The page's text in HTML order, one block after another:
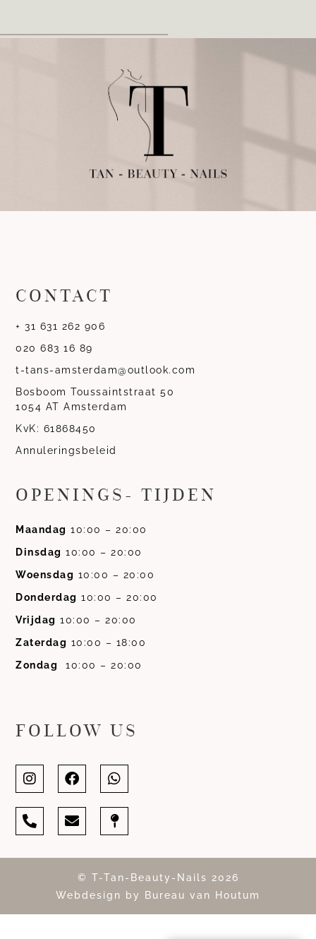
CONTACT
+ 31 631 262 906
020 683 16 89
t-tans-amsterdam@outlook.com
Bosboom Toussaintstraat 50
1054 AT Amsterdam
KvK: 61868450
Annuleringsbeleid
OPENINGS- TIJDEN
Maandag 10:00 – 20:00
Dinsdag 10:00 – 20:00
Woensdag 10:00 – 20:00
Donderdag 10:00 – 20:00
Vrijdag 10:00 – 20:00
Zaterdag 10:00 – 18:00
Zondag
10:00 – 20:00
FOLLOW US
© T-Tan-Beauty-Nails 2026
Webdesign by Bureau van Houtum